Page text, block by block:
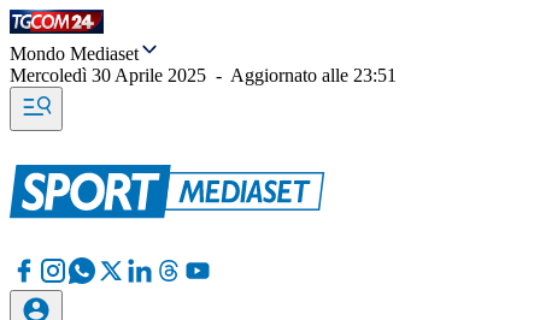
Mondo Mediaset
Mercoledì 30 Aprile 2025 - Aggiornato alle 23:51